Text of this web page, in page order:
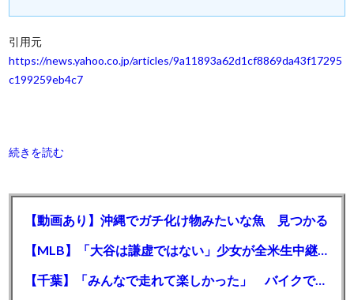
引用元
https://news.yahoo.co.jp/articles/9a11893a62d1cf8869da43f17295
c199259eb4c7
続きを読む
【動画あり】沖縄でガチ化け物みたいな魚 見つかる
【MLB】「大谷は謙虚ではない」少女が全米生中継で突然の大谷翔平批判 サイン無視された過去明かす
【千葉】「みんなで走れて楽しかった」 バイクでバースデー集団暴走 男女５７人を書類送検 SNSで参加者募る